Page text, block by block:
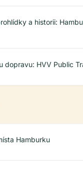
a historii:
dopravu: HVV Public
Hamburku